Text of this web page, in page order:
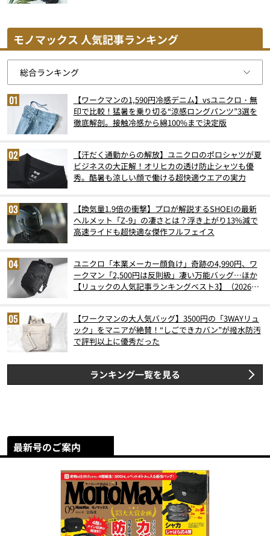
モノマックス 人気記事ランキング
【ワークマンの1,590円冷感デニム】vsユニクロ・無
印で比較！猛暑を乗り切る“涼感ロングパンツ”3選を
徹底解剖。接触冷感から綿100%まで決定版
【汗だく通勤からの解放】ユニクロのポロシャツが夏
ビジネスの大正解！オリヒカの透け防止シャツも優
秀。酷暑も涼しい顔で働ける超快適ウエアの実力
【換気量1.9倍の衝撃】プロが解説するSHOEIの最新
ヘルメット「Z-9」の凄さとは？浮き上がり13%減で
高速ライドも超快適な傑作フルフェイス
ユニクロ「本業メーカー顔負け」奇跡の4,990円、ワ
ークマン「2,500円は反則級」凄い万能バッグ…ほか
【リュックの人気記事ランキングベスト3】（2026年
【ワークマンの大人気バッグ】3500円の「3WAYリュ
ック」をマニアが絶賛！“しごできカバン”が撥水防汚
で評判以上に優秀だった
ランキング一覧を見る
最新号のご案内